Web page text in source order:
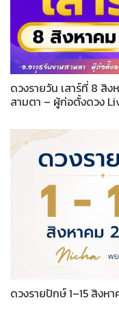
ดวงรายวัน เสาร์ที่ 8 สิ
สามตา – ผู้ก่อตั้งดวง
ดวงรายปักษ์ 1–15 สิง